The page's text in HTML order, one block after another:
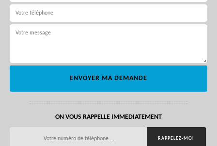
ON VOUS RAPPELLE IMMEDIATEMENT